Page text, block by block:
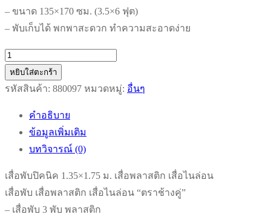
– ขนาด 135×170 ซม. (3.5×6 ฟุต)
– พับเก็บได้ พกพาสะดวก ทำความสะอาดง่าย
จำนวน
เสื่อ
พับ
1.35x1.75
พลาสติก
เสื่อ
ไน
หยิบใส่ตะกร้า
รหัสสินค้า: 880097 หมวดหมู่: อื่นๆ
คำอธิบาย
ข้อมูลเพิ่มเติม
บทวิจารณ์ (0)
เสื่อพับปิคนิค 1.35×1.75 ม. เสื่อพลาสติก เสื่อไนล่อน
เสื่อพับ เสื่อพลาสติก เสื่อไนล่อน “ตราช้างคู่”
– เสื่อพับ 3 พับ พลาสติก